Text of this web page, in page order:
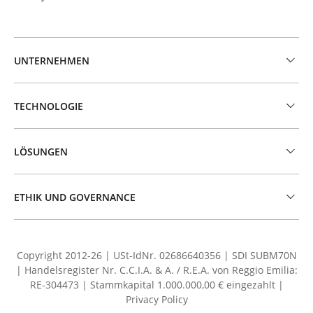
UNTERNEHMEN
TECHNOLOGIE
LÖSUNGEN
ETHIK UND GOVERNANCE
Copyright 2012-26 | USt-IdNr. 02686640356 | SDI SUBM70N
| Handelsregister Nr. C.C.I.A. & A. / R.E.A. von Reggio Emilia:
RE-304473 | Stammkapital 1.000.000,00 € eingezahlt |
Privacy Policy